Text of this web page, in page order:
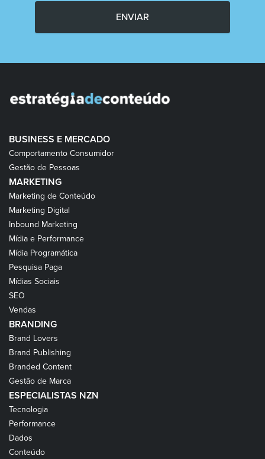
ENVIAR
BUSINESS E MERCADO
Comportamento Consumidor
Gestão de Pessoas
MARKETING
Marketing de Conteúdo
Marketing Digital
Inbound Marketing
Mídia e Performance
Mídia Programática
Pesquisa Paga
Mídias Sociais
SEO
Vendas
BRANDING
Brand Lovers
Brand Publishing
Branded Content
Gestão de Marca
ESPECIALISTAS NZN
Tecnologia
Performance
Dados
Conteúdo